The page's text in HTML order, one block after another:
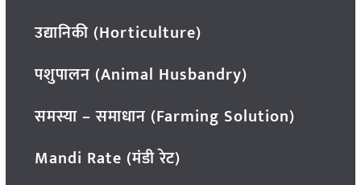
उद्यानिकी (Horticulture)
पशुपालन (Animal Husbandry)
समस्या – समाधान (Farming Solution)
Mandi Rate (मंडी रेट)